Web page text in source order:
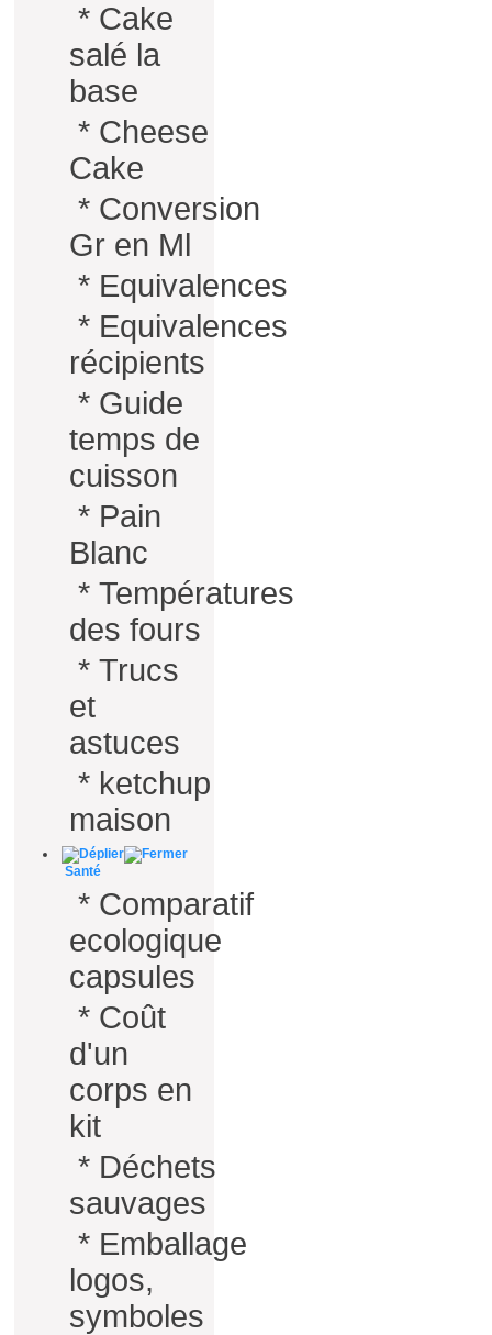
* Cake
salé la
base
* Cheese
Cake
* Conversion
Gr en Ml
* Equivalences
* Equivalences
récipients
* Guide
temps de
cuisson
* Pain
Blanc
* Températures
des fours
* Trucs
et
astuces
* ketchup
maison
Santé
* Comparatif
ecologique
capsules
* Coût
d'un
corps en
kit
* Déchets
sauvages
* Emballage
logos,
symboles